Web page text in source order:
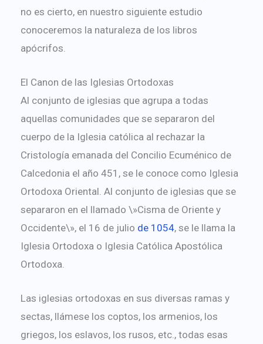
no es cierto, en nuestro siguiente estudio
conoceremos la naturaleza de los libros
apócrifos.
El Canon de las Iglesias Ortodoxas
Al conjunto de iglesias que agrupa a todas
aquellas comunidades que se separaron del
cuerpo de la Iglesia católica al rechazar la
Cristología emanada del Concilio Ecuménico de
Calcedonia el año 451, se le conoce como Iglesia
Ortodoxa Oriental. Al conjunto de iglesias que se
separaron en el llamado \»Cisma de Oriente y
Occidente\», el 16 de julio de 1054, se le llama la
Iglesia Ortodoxa o Iglesia Católica Apostólica
Ortodoxa.
Las iglesias ortodoxas en sus diversas ramas y
sectas, llámese los coptos, los armenios, los
griegos, los eslavos, los rusos, etc., todas esas